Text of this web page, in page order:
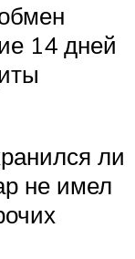
14 дней
ли
не имел